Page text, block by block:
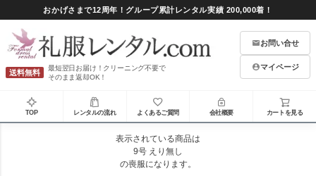
おかげさまで12周年！グループ累計レンタル実績 200,000着！
送料無料
最短翌日お届け！クリーニング不要で
そのまま返却OK！
お問い合せ
マイページ
TOP レンタルの流れ よくあるご質問 会社概要 カートを見る
表示されている商品は
9号 えり無し
の喪服になります。